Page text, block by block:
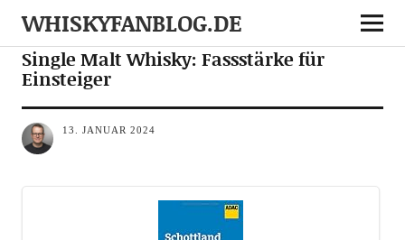
WHISKYFANBLOG.DE
NEWS WISSEN
Single Malt Whisky: Fassstärke für
Einsteiger
13. JANUAR 2024